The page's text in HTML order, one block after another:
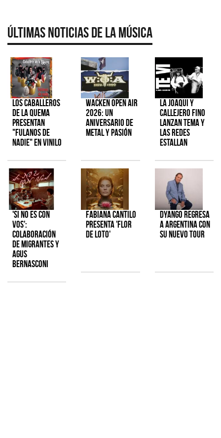
Últimas Noticias de la Música
Los Caballeros
de la Quema
presentan
"Fulanos de
Nadie" en vinilo
Wacken Open Air
2026: Un
aniversario de
metal y pasión
La Joaqui y
Callejero Fino
lanzan tema y
las redes
estallan
'Si No Es Con
Vos':
colaboración
de Migrantes y
Agus
Bernasconi
Fabiana Cantilo
presenta 'Flor
de Loto'
Dyango regresa
a Argentina con
su nuevo tour